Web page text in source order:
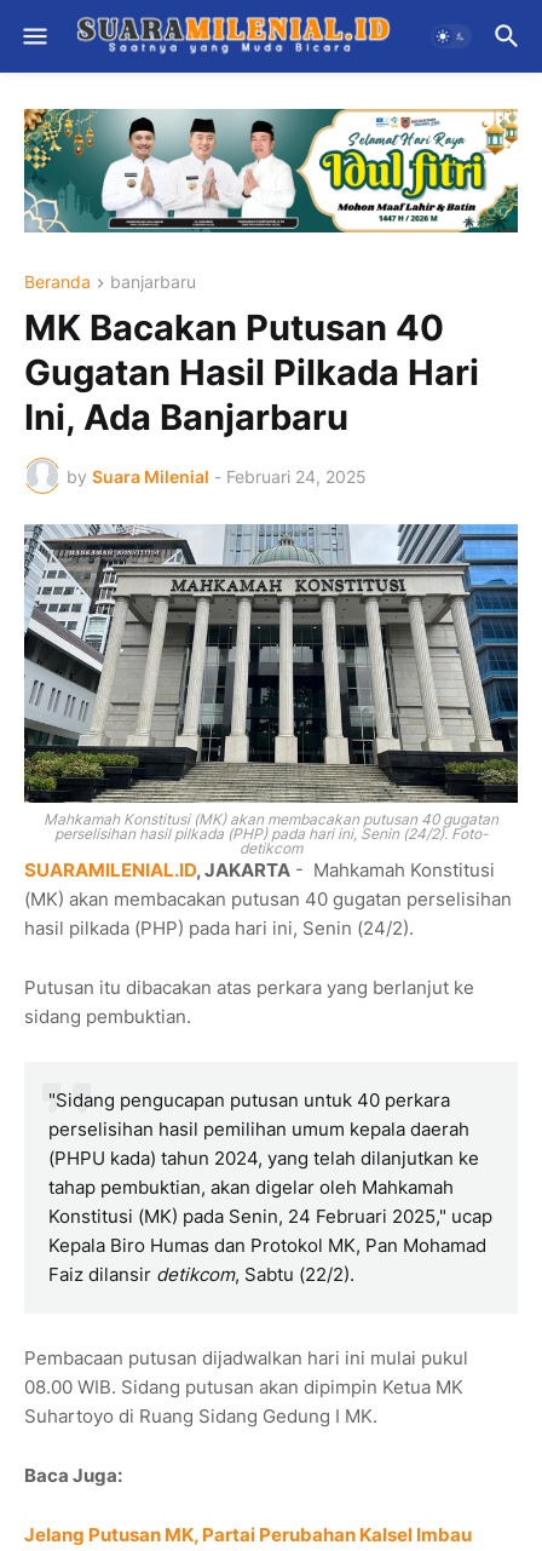
Beranda banjarbaru
MK Bacakan Putusan 40
Gugatan Hasil Pilkada Hari
Ini, Ada Banjarbaru
by Suara Milenial - Februari 24, 2025
Mahkamah Konstitusi (MK) akan membacakan putusan 40 gugatan
perselisihan hasil pilkada (PHP) pada hari ini, Senin (24/2). Foto-
detikcom
SUARAMILENIAL.ID, JAKARTA - Mahkamah Konstitusi
(MK) akan membacakan putusan 40 gugatan perselisihan
hasil pilkada (PHP) pada hari ini, Senin (24/2).
Putusan itu dibacakan atas perkara yang berlanjut ke
sidang pembuktian.
"Sidang pengucapan putusan untuk 40 perkara
perselisihan hasil pemilihan umum kepala daerah
(PHPU kada) tahun 2024, yang telah dilanjutkan ke
tahap pembuktian, akan digelar oleh Mahkamah
Konstitusi (MK) pada Senin, 24 Februari 2025," ucap
Kepala Biro Humas dan Protokol MK, Pan Mohamad
Faiz dilansir detikcom, Sabtu (22/2).
Pembacaan putusan dijadwalkan hari ini mulai pukul
08.00 WIB. Sidang putusan akan dipimpin Ketua MK
Suhartoyo di Ruang Sidang Gedung I MK.
Baca Juga:
Jelang Putusan MK, Partai Perubahan Kalsel Imbau